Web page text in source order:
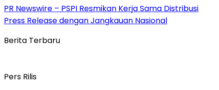
PR Newswire – PSPI Resmikan Kerja Sama Distribusi
Press Release dengan Jangkauan Nasional
Berita Terbaru
Pers Rilis